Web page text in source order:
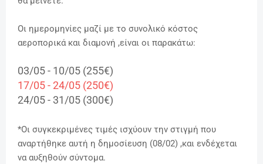
Οι ημερομηνίες μαζί με το συνολικό κόστος
αεροπορικά και διαμονή ,είναι οι παρακάτω:
03/05 - 10/05 (255€)
17/05 - 24/05 (250€)
24/05 - 31/05 (300€)
*Οι συγκεκριμένες τιμές ισχύουν την στιγμή που
αναρτήθηκε αυτή η δημοσίευση (08/02) ,και ενδέχεται
να αυξηθούν σύντομα.